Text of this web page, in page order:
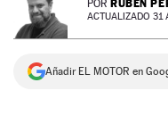
NEWSLETTER
SÍGUENOS
POR RUBÉN
ACTUALIZADO 31
Añadir EL MOTOR en